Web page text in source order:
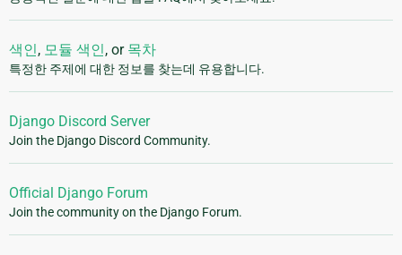
색인, 모듈 색인, or 목차
특정한 주제에 대한 정보를 찾는데 유용합니다.
Django Discord Server
Join the Django Discord Community.
Official Django Forum
Join the community on the Django Forum.